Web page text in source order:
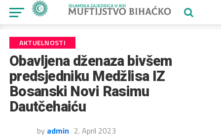
AKTUELNOSTI
Obavljena dženaza bivšem
predsjedniku Medžlisa IZ
Bosanski Novi Rasimu
Dautčehaiću
by admin 2. April 2023